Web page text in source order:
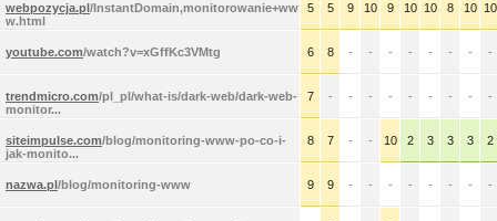
webpozycja.pl/InstantDomain,monitorowanie+ww
w.html
5 5 9 10 9 10 10 8 10 10
youtube.com/watch?v=xGffKc3VMtg 6 8 - - - - - - - -
trendmicro.com/pl_pl/what-is/dark-web/dark-web-
monitor...
7 - - - - - - - - -
siteimpulse.com/blog/monitoring-www-po-co-i-
jak-monito...
8 7 - - 10 2 3 3 3 2
nazwa.pl/blog/monitoring-www 9 9 - - - - - - - -